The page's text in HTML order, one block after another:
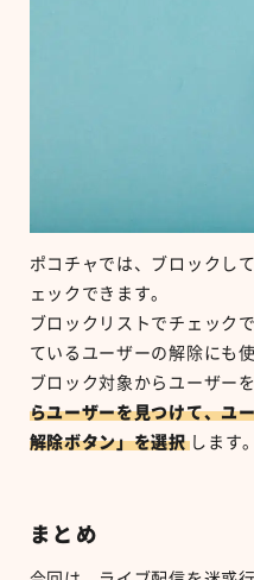
ポコチャでは、ブロックし
ェックできます。
ブロックリストでチェック
ているユーザーの解除にも使
ブロック対象からユーザー
らユーザーを見つけて、ユ
解除ボタン」を選択 します。
まとめ